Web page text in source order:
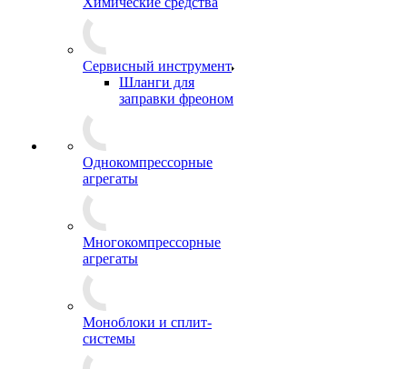
Сервисный инструмент
Шланги для
заправки фреоном
Однокомпрессорные
агрегаты
Многокомпрессорные
агрегаты
Моноблоки и сплит-
системы